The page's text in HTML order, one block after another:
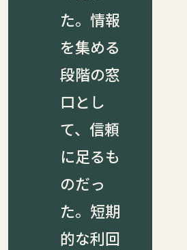
た。情報
を集める
段階の窓
口とし
て、信頼
に足るも
のだっ
た。短期
的な利回